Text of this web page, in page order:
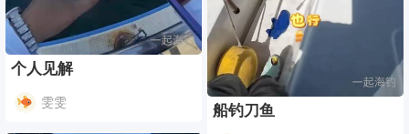
个人见解
雯雯 船钓刀鱼